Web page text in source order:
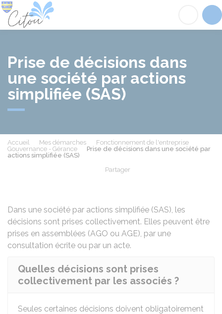
Prise de décisions dans
une société par actions
simplifiée (SAS)
Accueil Mes démarches
Fonctionnement de l'entreprise
Gouvernance - Gérance
Prise de décisions dans une société par
actions simplifiée (SAS)
Partager
Dans une société par actions simplifiée (SAS), les
décisions sont prises collectivement. Elles peuvent être
prises en assemblées (AGO ou AGE), par une
consultation écrite ou par un acte.
Quelles décisions sont prises
collectivement par les associés ?
Seules certaines décisions doivent obligatoirement